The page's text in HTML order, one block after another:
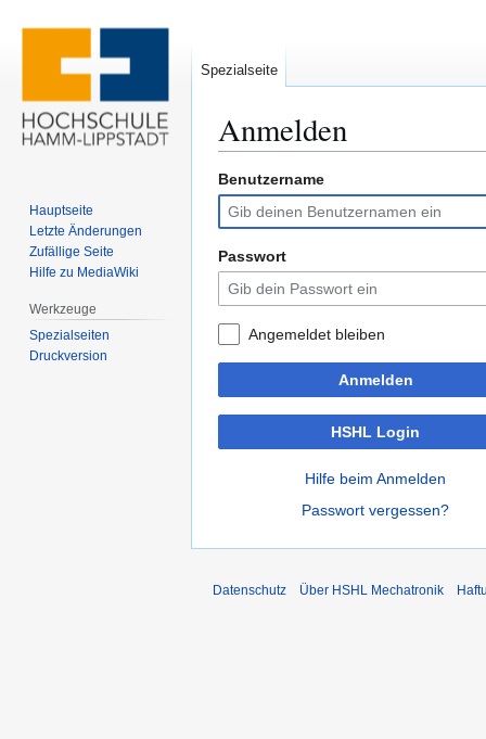
Anmelden
Zur
Navigation
springen
Zur
Suche
springen
Benutzername
Passwort
Angemeldet bleiben
Anmelden
HSHL Login
Hilfe beim Anmelden
Passwort vergessen?
Spezialseite
Hauptseite
Letzte Änderungen
Zufällige Seite
Hilfe zu MediaWiki
Werkzeuge
Spezialseiten
Druckversion
Datenschutz Über HSHL Mechatronik